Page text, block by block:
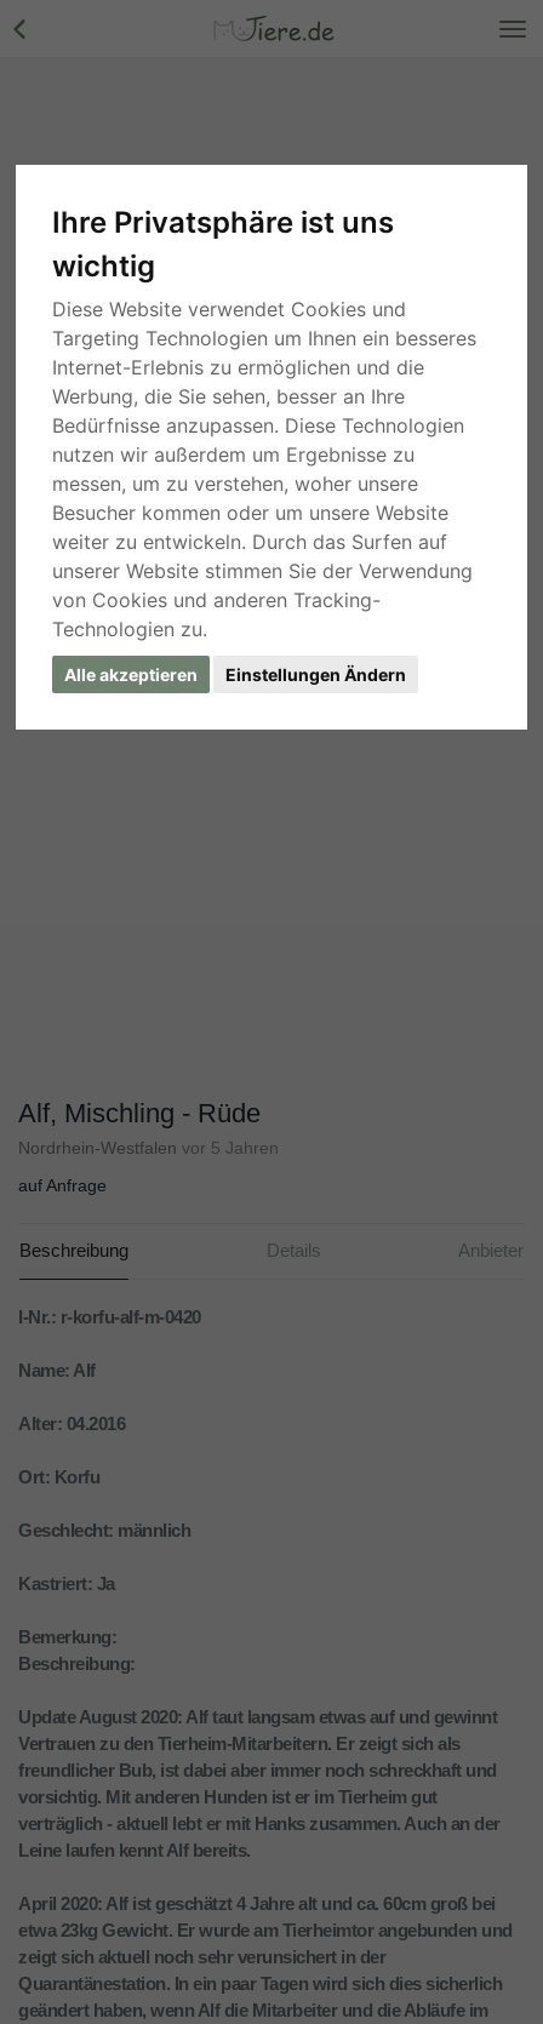
Ihre Privatsphäre ist uns
wichtig
Diese Website verwendet Cookies und
Targeting Technologien um Ihnen ein besseres
Internet-Erlebnis zu ermöglichen und die
Werbung, die Sie sehen, besser an Ihre
Bedürfnisse anzupassen. Diese Technologien
nutzen wir außerdem um Ergebnisse zu
messen, um zu verstehen, woher unsere
Besucher kommen oder um unsere Website
weiter zu entwickeln. Durch das Surfen auf
unserer Website stimmen Sie der Verwendung
von Cookies und anderen Tracking-
Technologien zu.
Alle akzeptieren Einstellungen Ändern
Alf, Mischling - Rüde
Nordrhein-Westfalen vor 5 Jahren
auf Anfrage
Beschreibung Details Anbieter
I-Nr.: r-korfu-alf-m-0420
Name: Alf
Alter: 04.2016
Ort: Korfu
Geschlecht: männlich
Kastriert: Ja
Bemerkung:
Beschreibung:
Update August 2020: Alf taut langsam etwas auf und gewinnt
Vertrauen zu den Tierheim-Mitarbeitern. Er zeigt sich als
freundlicher Bub, ist dabei aber immer noch schreckhaft und
vorsichtig. Mit anderen Hunden ist er im Tierheim gut
verträglich - aktuell lebt er mit Hanks zusammen. Auch an der
Leine laufen kennt Alf bereits.
April 2020: Alf ist geschätzt 4 Jahre alt und ca. 60cm groß bei
etwa 23kg Gewicht. Er wurde am Tierheimtor angebunden und
zeigt sich aktuell noch sehr verunsichert in der
Quarantänestation. In ein paar Tagen wird sich dies sicherlich
geändert haben, wenn Alf die Mitarbeiter und die Abläufe im